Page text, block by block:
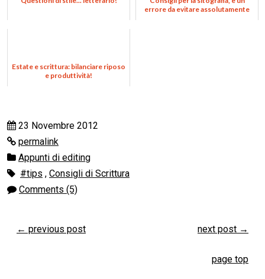
errore da evitare assolutamente
Estate e scrittura: bilanciare riposo
e produttività!
23 Novembre 2012
permalink
Appunti di editing
#tips , Consigli di Scrittura
Comments (5)
← previous post next post →
page top